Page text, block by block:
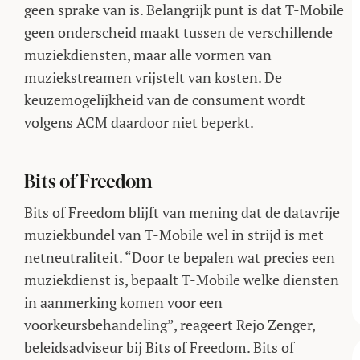
geen sprake van is. Belangrijk punt is dat T-Mobile
geen onderscheid maakt tussen de verschillende
muziekdiensten, maar alle vormen van
muziekstreamen vrijstelt van kosten. De
keuzemogelijkheid van de consument wordt
volgens ACM daardoor niet beperkt.
Bits of Freedom
Bits of Freedom blijft van mening dat de datavrije
muziekbundel van T-Mobile wel in strijd is met
netneutraliteit. “Door te bepalen wat precies een
muziekdienst is, bepaalt T-Mobile welke diensten
in aanmerking komen voor een
voorkeursbehandeling”, reageert Rejo Zenger,
beleids­adviseur bij Bits of Freedom. Bits of